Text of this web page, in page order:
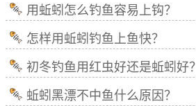
用蚯蚓怎么钓鱼容易上钩？
怎样用蚯蚓钓鱼上鱼快？
初冬钓鱼用红虫好还是蚯蚓好？
蚯蚓黑漂不中鱼什么原因？